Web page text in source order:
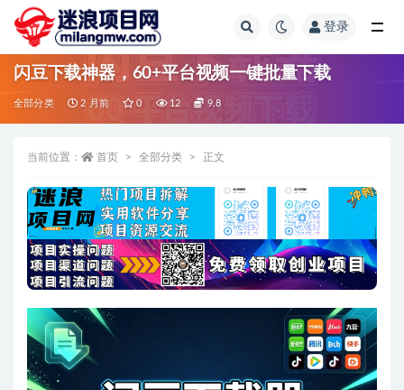
登录
闪豆下载神器，60+平台视频一键批量下载
全部分类 2 月前 0 12 9.8
当前位置： 首页 全部分类 正文
全部